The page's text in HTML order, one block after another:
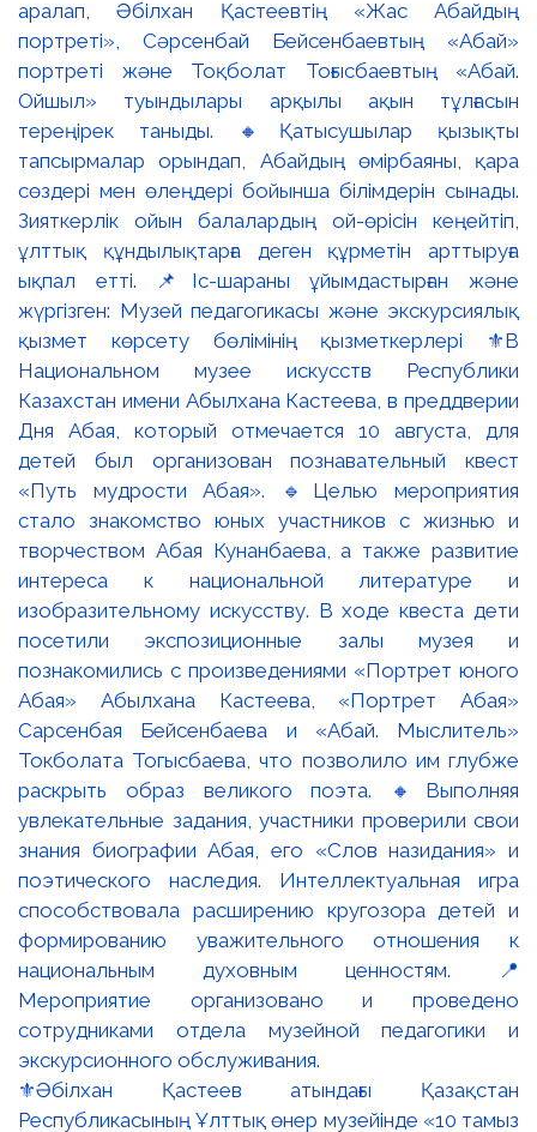
⚜️Әбілхан Қастеев атындағы Қазақстан
Республикасының Ұлттық өнер музейінде «10 тамыз